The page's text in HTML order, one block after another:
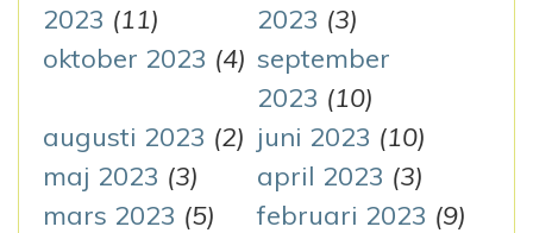
2023 (11)
2023 (3)
oktober 2023 (4) september
2023 (10)
augusti 2023 (2) juni 2023 (10)
maj 2023 (3) april 2023 (3)
mars 2023 (5) februari 2023 (9)